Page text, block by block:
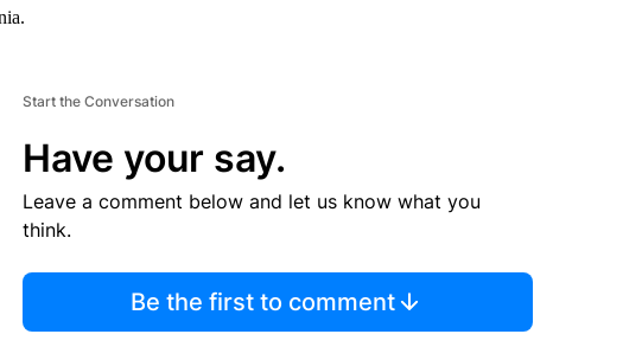
Start the Conversation
Have your say.
Leave a comment below and let us know what you
think.
Be the first to comment